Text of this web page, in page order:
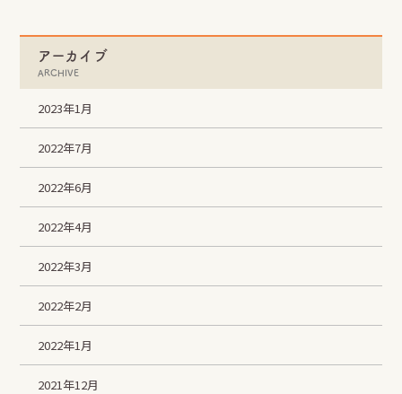
アーカイブ
ARCHIVE
2023年1月
2022年7月
2022年6月
2022年4月
2022年3月
2022年2月
2022年1月
2021年12月